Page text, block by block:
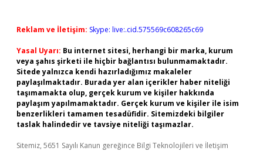
Reklam ve İletişim: Skype: live:.cid.575569c608265c69
Yasal Uyarı: Bu internet sitesi, herhangi bir marka, kurum
veya şahıs şirketi ile hiçbir bağlantısı bulunmamaktadır.
Sitede yalnızca kendi hazırladığımız makaleler
paylaşılmaktadır. Burada yer alan içerikler haber niteliği
taşımamakta olup, gerçek kurum ve kişiler hakkında
paylaşım yapılmamaktadır. Gerçek kurum ve kişiler ile isim
benzerlikleri tamamen tesadüfidir. Sitemizdeki bilgiler
taslak halindedir ve tavsiye niteliği taşımazlar.
Sitemiz, 5651 Sayılı Kanun gereğince Bilgi Teknolojileri ve İletişim